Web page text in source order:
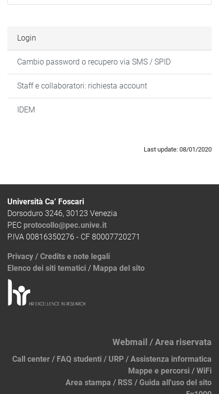
Login
Cambio password o recupero via SMS / SPID
Staff e collaboratori: richiesta account
IDEM
Last update: 08/01/2020
Università Ca’ Foscari
Dorsoduro 3246, 30123 Venezia
PEC protocollo@pec.unive.it
P.IVA 00816350276 - CF 80007720271
Privacy / Credits e note legali
Elenco dei siti tematici / Mappa del sito
Webmail /Area riservata
Call center / FAQ studenti / URP / Assistenza informatica
Mappe e percorsi / WiFi
Area stampa / RSS / Guida all'uso del sito